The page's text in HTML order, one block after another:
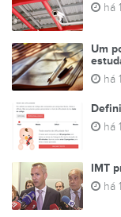
há
Um
há
há
IMT
há